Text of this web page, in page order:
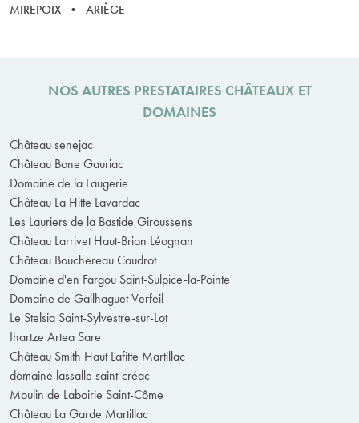
MIREPOIX • ARIÈGE
NOS AUTRES PRESTATAIRES CHÂTEAUX ET
DOMAINES
Château senejac
Château Bone Gauriac
Domaine de la Laugerie
Château La Hitte Lavardac
Les Lauriers de la Bastide Giroussens
Château Larrivet Haut-Brion Léognan
Château Bouchereau Caudrot
Domaine d'en Fargou Saint-Sulpice-la-Pointe
Domaine de Gailhaguet Verfeil
Le Stelsia Saint-Sylvestre-sur-Lot
Ihartze Artea Sare
Château Smith Haut Lafitte Martillac
domaine lassalle saint-créac
Moulin de Laboirie Saint-Côme
Château La Garde Martillac